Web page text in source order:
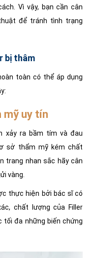
Vì vậy, bạn cần cân
để tránh tình trạng
bị thâm
toàn có thể áp dụng
mỹ uy tín
xảy ra bầm tím và đau
sở thẩm mỹ kém chất
trang nhan sắc hãy cân
vàng.
thực hiện bởi bác sĩ có
chất lượng của Filler
đa những biến chứng